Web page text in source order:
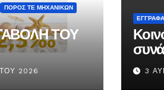
ΠΌΡΟΣ ΤΕ ΜΗΧΑΝΙΚΏΝ
ΤΟΥ
2026 3